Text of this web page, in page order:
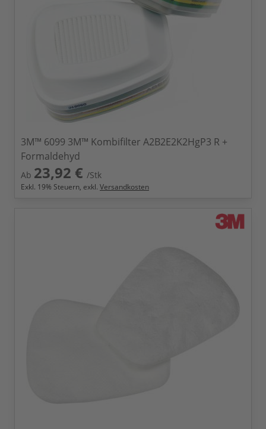
3M™ 6099 3M™ Kombifilter A2B2E2K2HgP3 R +
Formaldehyd
Ab 23,92 € /Stk
Exkl. 19% Steuern, exkl. Versandkosten